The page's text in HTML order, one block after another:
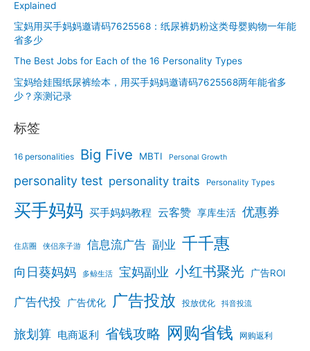
Explained
宝妈用买手妈妈邀请码7625568：纸尿裤奶粉这类母婴购物一年能
省多少
The Best Jobs for Each of the 16 Personality Types
宝妈给娃囤纸尿裤绘本，用买手妈妈邀请码7625568两年能省多
少？亲测记录
标签
16 personalities Big Five MBTI Personal Growth
personality test personality traits Personality Types
买手妈妈 买手妈妈教程 云客赞 享库生活 优惠券
住店圈 侠侣亲子游 信息流广告 副业 千千惠
向日葵妈妈 多鲸生活 宝妈副业 小红书聚光 广告ROI
广告代投 广告优化 广告投放 投放优化 抖音投流
旅划算 电商返利 省钱攻略 网购省钱 网购返利